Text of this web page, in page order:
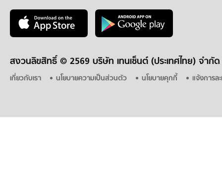
สงวนลิขสิทธิ์ © 2569 บริษัท เทนเซ็นต์ (ประเทศไทย) จำกัด
เกี่ยวกับเรา นโยบายความเป็นส่วนตัว นโยบายคุกกี้ แจ้งการล